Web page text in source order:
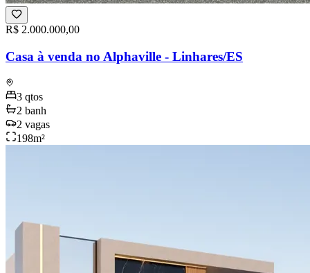
R$ 2.000.000,00
Casa à venda no Alphaville - Linhares/ES
3 qtos
2 banh
2 vagas
198m²